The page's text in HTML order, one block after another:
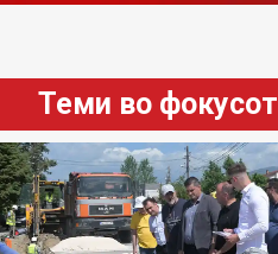
Теми во фокусот